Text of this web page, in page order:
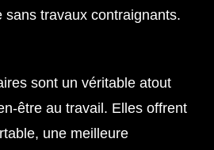
sans travaux contraignants.
sont un véritable atout
être au travail. Elles offrent
une meilleure